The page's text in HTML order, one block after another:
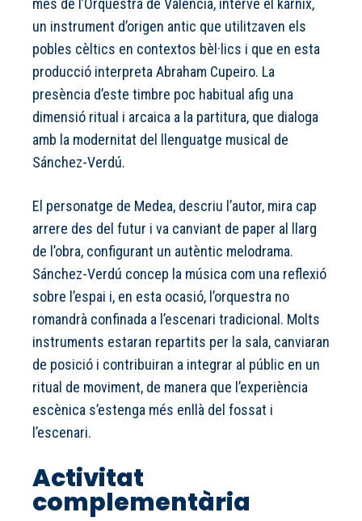
més de l’Orquestra de València, intervé el kárnix,
un instrument d’origen antic que utilitzaven els
pobles cèltics en contextos bèl·lics i que en esta
producció interpreta Abraham Cupeiro. La
presència d’este timbre poc habitual afig una
dimensió ritual i arcaica a la partitura, que dialoga
amb la modernitat del llenguatge musical de
Sánchez-Verdú.
El personatge de Medea, descriu l’autor, mira cap
arrere des del futur i va canviant de paper al llarg
de l’obra, configurant un autèntic melodrama.
Sánchez-Verdú concep la música com una reflexió
sobre l’espai i, en esta ocasió, l’orquestra no
romandrà confinada a l’escenari tradicional. Molts
instruments estaran repartits per la sala, canviaran
de posició i contribuiran a integrar al públic en un
ritual de moviment, de manera que l’experiència
escènica s’estenga més enllà del fossat i
l’escenari.
Activitat
complementària